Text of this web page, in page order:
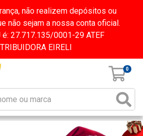
não realizem depósitos ou
não sejam a nossa conta oficial.
é: 27.717.135/0001-29 ATEF
EIRELI
0